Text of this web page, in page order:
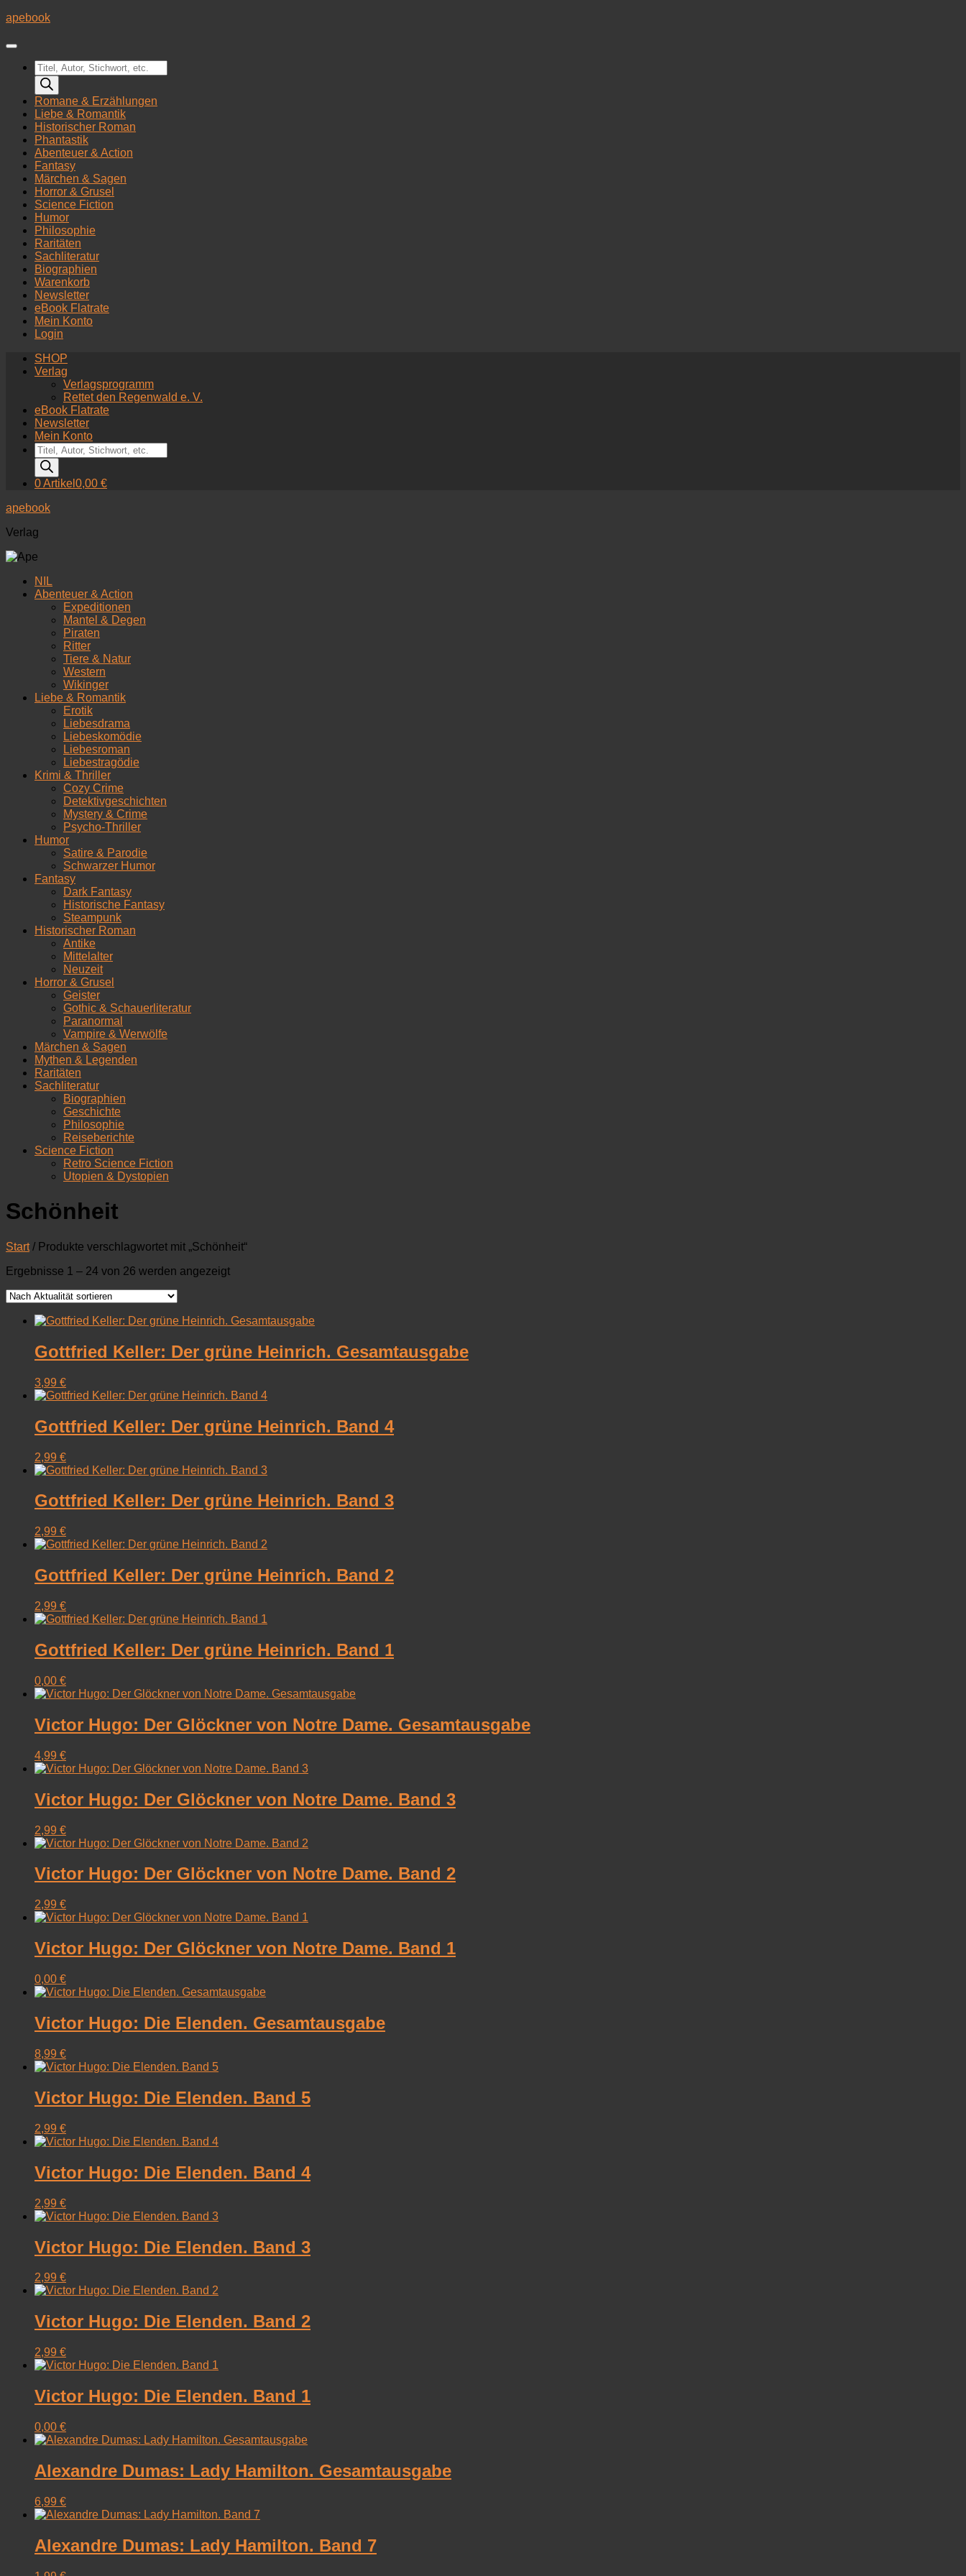
Zum
springen
apebook
Products
search
Romane & Erzählungen
Liebe & Romantik
Historischer Roman
Phantastik
Abenteuer & Action
Fantasy
Märchen & Sagen
Horror & Grusel
Science Fiction
Humor
Philosophie
Raritäten
Sachliteratur
Biographien
Warenkorb
Newsletter
eBook Flatrate
Mein Konto
Login
SHOP
Verlag
Verlagsprogramm
Rettet den Regenwald e. V.
eBook Flatrate
Newsletter
Mein Konto
Products
search
0 Artikel 0,00 €
apebook
Verlag
NIL
Abenteuer & Action
Expeditionen
Mantel & Degen
Piraten
Ritter
Tiere & Natur
Western
Wikinger
Liebe & Romantik
Erotik
Liebesdrama
Liebeskomödie
Liebesroman
Liebestragödie
Krimi & Thriller
Cozy Crime
Detektivgeschichten
Mystery & Crime
Psycho-Thriller
Humor
Satire & Parodie
Schwarzer Humor
Fantasy
Dark Fantasy
Historische Fantasy
Steampunk
Historischer Roman
Antike
Mittelalter
Neuzeit
Horror & Grusel
Geister
Gothic & Schauerliteratur
Paranormal
Vampire & Werwölfe
Märchen & Sagen
Mythen & Legenden
Raritäten
Sachliteratur
Biographien
Geschichte
Philosophie
Reiseberichte
Science Fiction
Retro Science Fiction
Utopien & Dystopien
Schönheit
Start/ Produkte verschlagwortet mit „Schönheit“
Ergebnisse 1 – 24 von 26 werden angezeigtNach
Gottfried Keller: Der grüne Heinrich. Gesamtausgabe
3,99 €
Gottfried Keller: Der grüne Heinrich. Band 4
2,99 €
Gottfried Keller: Der grüne Heinrich. Band 3
2,99 €
Gottfried Keller: Der grüne Heinrich. Band 2
2,99 €
Gottfried Keller: Der grüne Heinrich. Band 1
0,00 €
Victor Hugo: Der Glöckner von Notre Dame. Gesamtausgabe
4,99 €
Victor Hugo: Der Glöckner von Notre Dame. Band 3
2,99 €
Victor Hugo: Der Glöckner von Notre Dame. Band 2
2,99 €
Victor Hugo: Der Glöckner von Notre Dame. Band 1
0,00 €
Victor Hugo: Die Elenden. Gesamtausgabe
8,99 €
Victor Hugo: Die Elenden. Band 5
2,99 €
Victor Hugo: Die Elenden. Band 4
2,99 €
Victor Hugo: Die Elenden. Band 3
2,99 €
Victor Hugo: Die Elenden. Band 2
2,99 €
Victor Hugo: Die Elenden. Band 1
0,00 €
Alexandre Dumas: Lady Hamilton. Gesamtausgabe
6,99 €
Alexandre Dumas: Lady Hamilton. Band 7